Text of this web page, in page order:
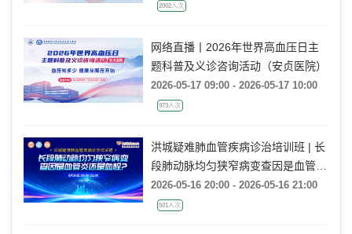
2002人次
网络直播丨2026年世界高血压日主
题科普及义诊咨询活动（安贞医院）
2026-05-17 09:00 - 2026-05-17 10:00
973人次
洪城疑难肺血管疾病诊治培训班 | 长
段肺动脉均匀狭窄病变查因是血管炎
还是血栓?
2026-05-16 20:00 - 2026-05-16 21:00
501人次